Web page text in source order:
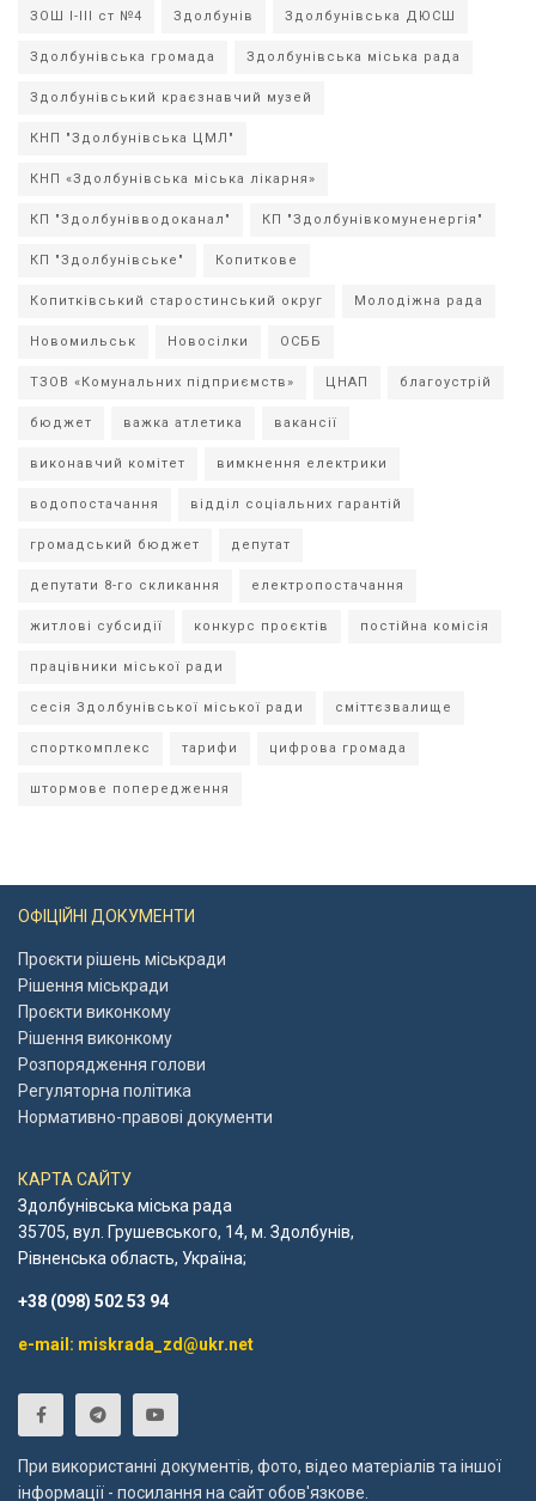
ЗОШ І-ІІІ ст №4 Здолбунів Здолбунівська ДЮСШ
Здолбунівська громада Здолбунівська міська рада
Здолбунівський краєзнавчий музей
КНП "Здолбунівська ЦМЛ"
КНП «Здолбунівська міська лікарня»
КП "Здолбунівводоканал" КП "Здолбунівкомуненергія"
КП "Здолбунівське" Копиткове
Копитківський старостинський округ Молодіжна рада
Новомильськ Новосілки ОСББ
ТЗОВ «Комунальних підприємств» ЦНАП благоустрій
бюджет важка атлетика вакансії
виконавчий комітет вимкнення електрики
водопостачання відділ соціальних гарантій
громадський бюджет депутат
депутати 8-го скликання електропостачання
житлові субсидії конкурс проєктів постійна комісія
працівники міської ради
сесія Здолбунівської міської ради сміттєзвалище
спорткомплекс тарифи цифрова громада
штормове попередження
ОФІЦІЙНІ ДОКУМЕНТИ
Проєкти рішень міськради
Рішення міськради
Проєкти виконкому
Рішення виконкому
Розпорядження голови
Регуляторна політика
Нормативно-правові документи
КАРТА САЙТУ
Здолбунівська міська рада
35705, вул. Грушевського, 14, м. Здолбунів,
Рівненська область, Україна;
+38 (098) 502 53 94
e-mail: miskrada_zd@ukr.net
При використанні документів, фото, відео матеріалів та іншої
інформації - посилання на сайт обов'язкове.